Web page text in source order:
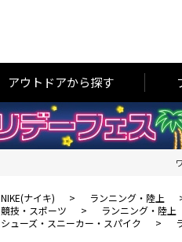
アウトドアから探す
NIKE(ナイキ) > ランニング・陸上
競技・スポーツ > ランニング・陸上
シューズ・スニーカー・スパイク >